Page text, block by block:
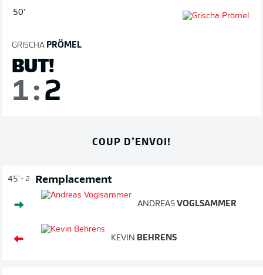
50'
GRISCHA PRÖMEL
BUT!
1: 2
COUP D’ENVOI!
45'+ 2 Remplacement
ANDREAS VOGLSAMMER
KEVIN BEHRENS